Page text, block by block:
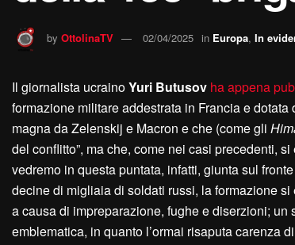
by OttolinaTV 02/04/2025 in Europa, In
Il giornalista ucrainoYuri Butusov ha appena
formazione militare addestrata in Francia e
magna da Zelenskij e Macron e che (come gli
del conflitto”, ma che, come nei casi precedenti,
vedremo in questa puntata, infatti, giunta sul
decine di migliaia di soldati russi, la formazione
a causa di impreparazione, fughe e diserzioni;
emblematica, in quanto l’ormai risaputa carenza